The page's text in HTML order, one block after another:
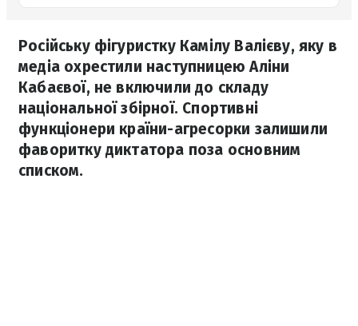
Російську фігуристку Камілу Валієву, яку в
медіа охрестили наступницею Аліни
Кабаєвої, не включили до складу
національної збірної. Спортивні
функціонери країни-агресорки залишили
фаворитку диктатора поза основним
списком.